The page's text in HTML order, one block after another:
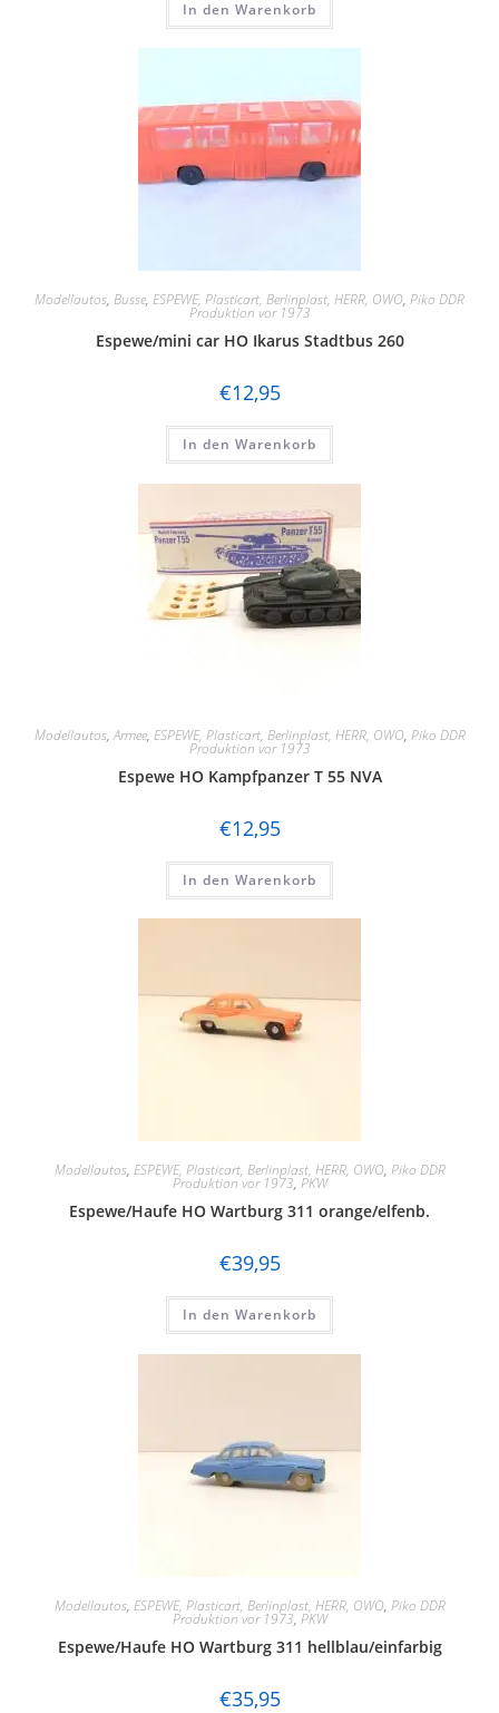
In den Warenkorb
Modellautos, Busse, ESPEWE, Plasticart, Berlinplast, HERR, OWO, Piko DDR
Produktion vor 1973
Espewe/mini car HO Ikarus Stadtbus 260
€12,95
In den Warenkorb
Modellautos,Armee, ESPEWE, Plasticart, Berlinplast, HERR, OWO, Piko DDR
Produktion vor 1973
Espewe HO Kampfpanzer T 55 NVA
€12,95
In den Warenkorb
Modellautos, ESPEWE, Plasticart, Berlinplast, HERR, OWO, Piko DDR
Produktion vor 1973, PKW
Espewe/Haufe HO Wartburg 311 orange/elfenb.
€39,95
In den Warenkorb
Modellautos, ESPEWE, Plasticart, Berlinplast, HERR, OWO, Piko DDR
Produktion vor 1973, PKW
Espewe/Haufe HO Wartburg 311 hellblau/einfarbig
€35,95